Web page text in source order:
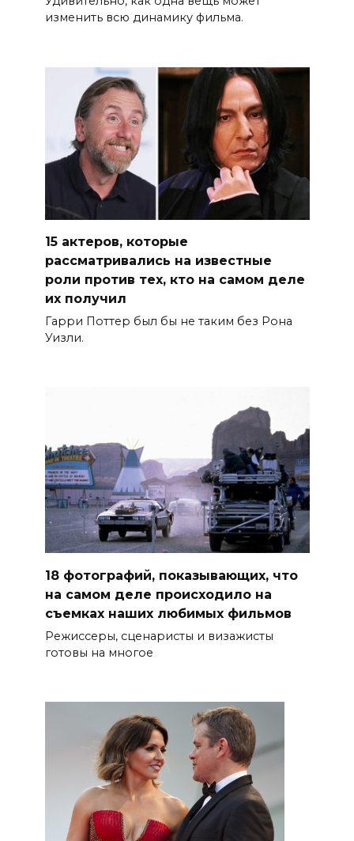
изменить всю динамику фильма.
15 актеров, которые
рассматривались на известные
роли против тех, кто на самом деле
их получил
Гарри Поттер был бы не таким без Рона
Уизли.
18 фотографий, показывающих, что
на самом деле происходило на
съемках наших любимых фильмов
Режиссеры, сценаристы и визажисты
готовы на многое